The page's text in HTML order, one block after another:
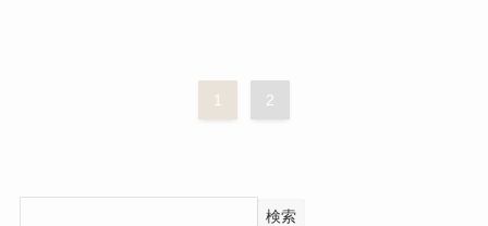
1 2
検索